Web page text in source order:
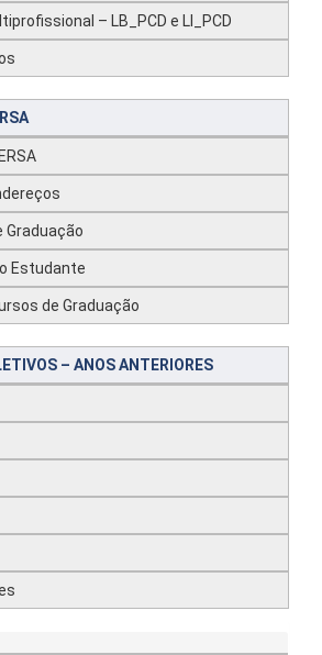
– LB_PCD e LI_PCD
Graduação
Estudante
de Graduação
– ANOS ANTERIORES